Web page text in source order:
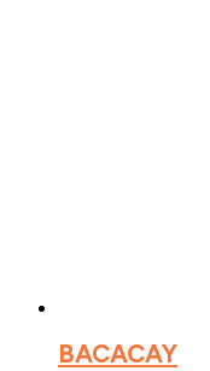
BACACAY